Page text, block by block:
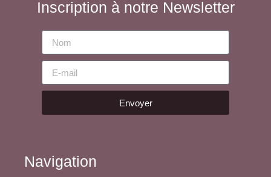
Inscription à notre Newsletter
Envoyer
Navigation